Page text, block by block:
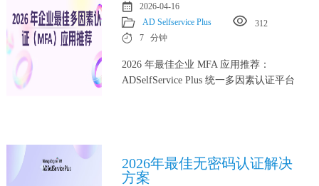
2026-04-16
AD Selfservice Plus
312
7 分钟
2026 年最佳企业 MFA 应用推荐：
ADSelfService Plus 统一多因素认证平台
2026年最佳无密码认证解决
方案